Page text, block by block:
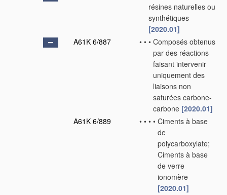
résines naturelles ou
synthétiques
[2020.01]
A61K 6/887
• • • Composés obtenus
par des réactions
faisant intervenir
uniquement des
liaisons non
saturées carbone-
carbone [2020.01]
A61K 6/889
• • • • Ciments à base
de
polycarboxylate;
Ciments à base
de verre
ionomère
[2020.01]